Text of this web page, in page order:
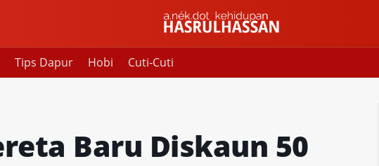
Tips Dapur Hobi Cuti-Cuti
Baru Diskaun 50